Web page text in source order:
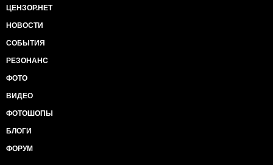
ЦЕНЗОР.НЕТ
НОВОСТИ
СОБЫТИЯ
РЕЗОНАНС
ФОТО
ВИДЕО
ФОТОШОПЫ
БЛОГИ
ФОРУМ